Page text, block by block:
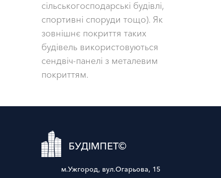
сільськогосподарські будівлі,
спортивні споруди тощо). Як
зовнішнє покриття таких
будівель використовуються
сендвіч-панелі з металевим
покриттям.
БУДІМПЕТ©
м.Ужгород, вул.Огарьова, 15